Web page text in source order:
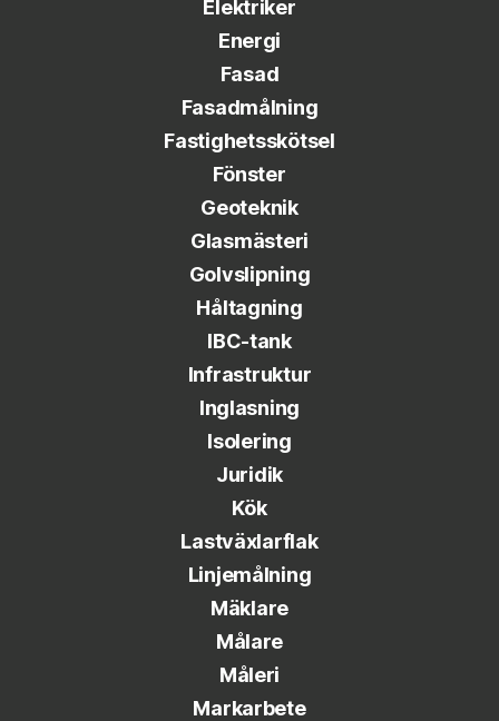
Elektriker
Energi
Fasad
Fasadmålning
Fastighetsskötsel
Fönster
Geoteknik
Glasmästeri
Golvslipning
Håltagning
IBC-tank
Infrastruktur
Inglasning
Isolering
Juridik
Kök
Lastväxlarflak
Linjemålning
Mäklare
Målare
Måleri
Markarbete